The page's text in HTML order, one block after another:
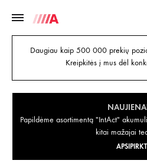
Daugiau kaip 500 000 prekių
Kreipkitės į mus dėl
Papildėme asortimentą "IntAct"
kitai mažajai
APSIPIRKTI